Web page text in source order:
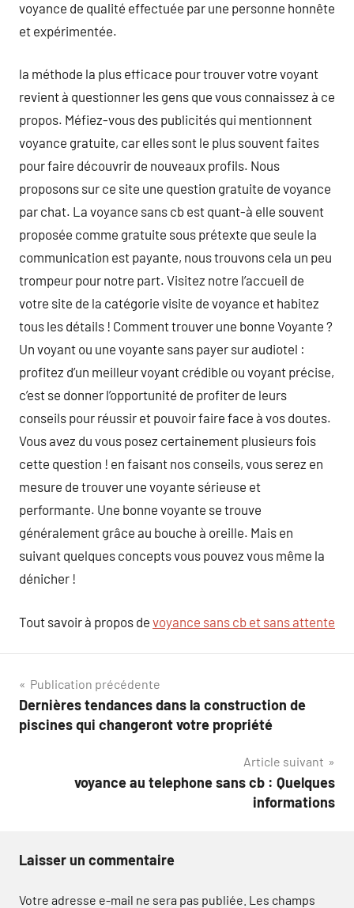
voyance de qualité effectuée par une personne honnête
et expérimentée.
la méthode la plus efficace pour trouver votre voyant
revient à questionner les gens que vous connaissez à ce
propos. Méfiez-vous des publicités qui mentionnent
voyance gratuite, car elles sont le plus souvent faites
pour faire découvrir de nouveaux profils. Nous
proposons sur ce site une question gratuite de voyance
par chat. La voyance sans cb est quant-à elle souvent
proposée comme gratuite sous prétexte que seule la
communication est payante, nous trouvons cela un peu
trompeur pour notre part. Visitez notre l’accueil de
votre site de la catégorie visite de voyance et habitez
tous les détails ! Comment trouver une bonne Voyante ?
Un voyant ou une voyante sans payer sur audiotel :
profitez d’un meilleur voyant crédible ou voyant précise,
c’est se donner l’opportunité de profiter de leurs
conseils pour réussir et pouvoir faire face à vos doutes.
Vous avez du vous posez certainement plusieurs fois
cette question ! en faisant nos conseils, vous serez en
mesure de trouver une voyante sérieuse et
performante. Une bonne voyante se trouve
généralement grâce au bouche à oreille. Mais en
suivant quelques concepts vous pouvez vous même la
dénicher !
Tout savoir à propos de voyance sans cb et sans attente
Navigation
de
Publication précédente
Dernières tendances dans la construction de
piscines qui changeront votre propriété
Article suivant
voyance au telephone sans cb : Quelques
informations
Laisser un commentaire
Votre adresse e-mail ne sera pas publiée. Les champs